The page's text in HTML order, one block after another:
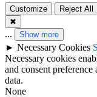
Customize Reject All
✖
... Show more
► Necessary Cookies
Necessary cookies
and consent
data.
None